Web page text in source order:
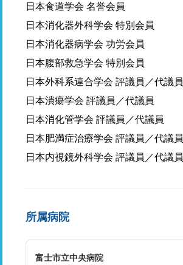
日本食道学会 名誉会員
日本消化器外科学会 特別会員
日本消化器病学会 功労会員
日本腹部救急学会 特別会員
日本外科系連合学会 評議員／代議員
日本潰瘍学会 評議員／代議員
日本消化管学会 評議員／代議員
日本肥満症治療学会 評議員／代議員
日本内視鏡外科学会 評議員／代議員
所属病院
富士市立中央病院